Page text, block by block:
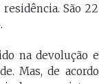
São 22
na devolução e
Mas, de acordo